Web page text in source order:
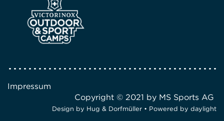
Impressum
Copyright © 2021 by MS Sports AG
Design by Hug & Dorfmüller • Powered by daylight